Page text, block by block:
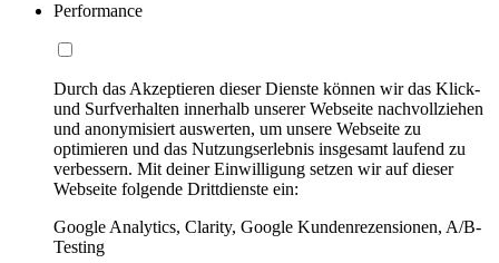
Performance
Durch das Akzeptieren dieser Dienste können wir das Klick-
und Surfverhalten innerhalb unserer Webseite nachvollziehen
und anonymisiert auswerten, um unsere Webseite zu
optimieren und das Nutzungserlebnis insgesamt laufend zu
verbessern. Mit deiner Einwilligung setzen wir auf dieser
Webseite folgende Drittdienste ein:
Google Analytics, Clarity, Google Kundenrezensionen, A/B-
Testing